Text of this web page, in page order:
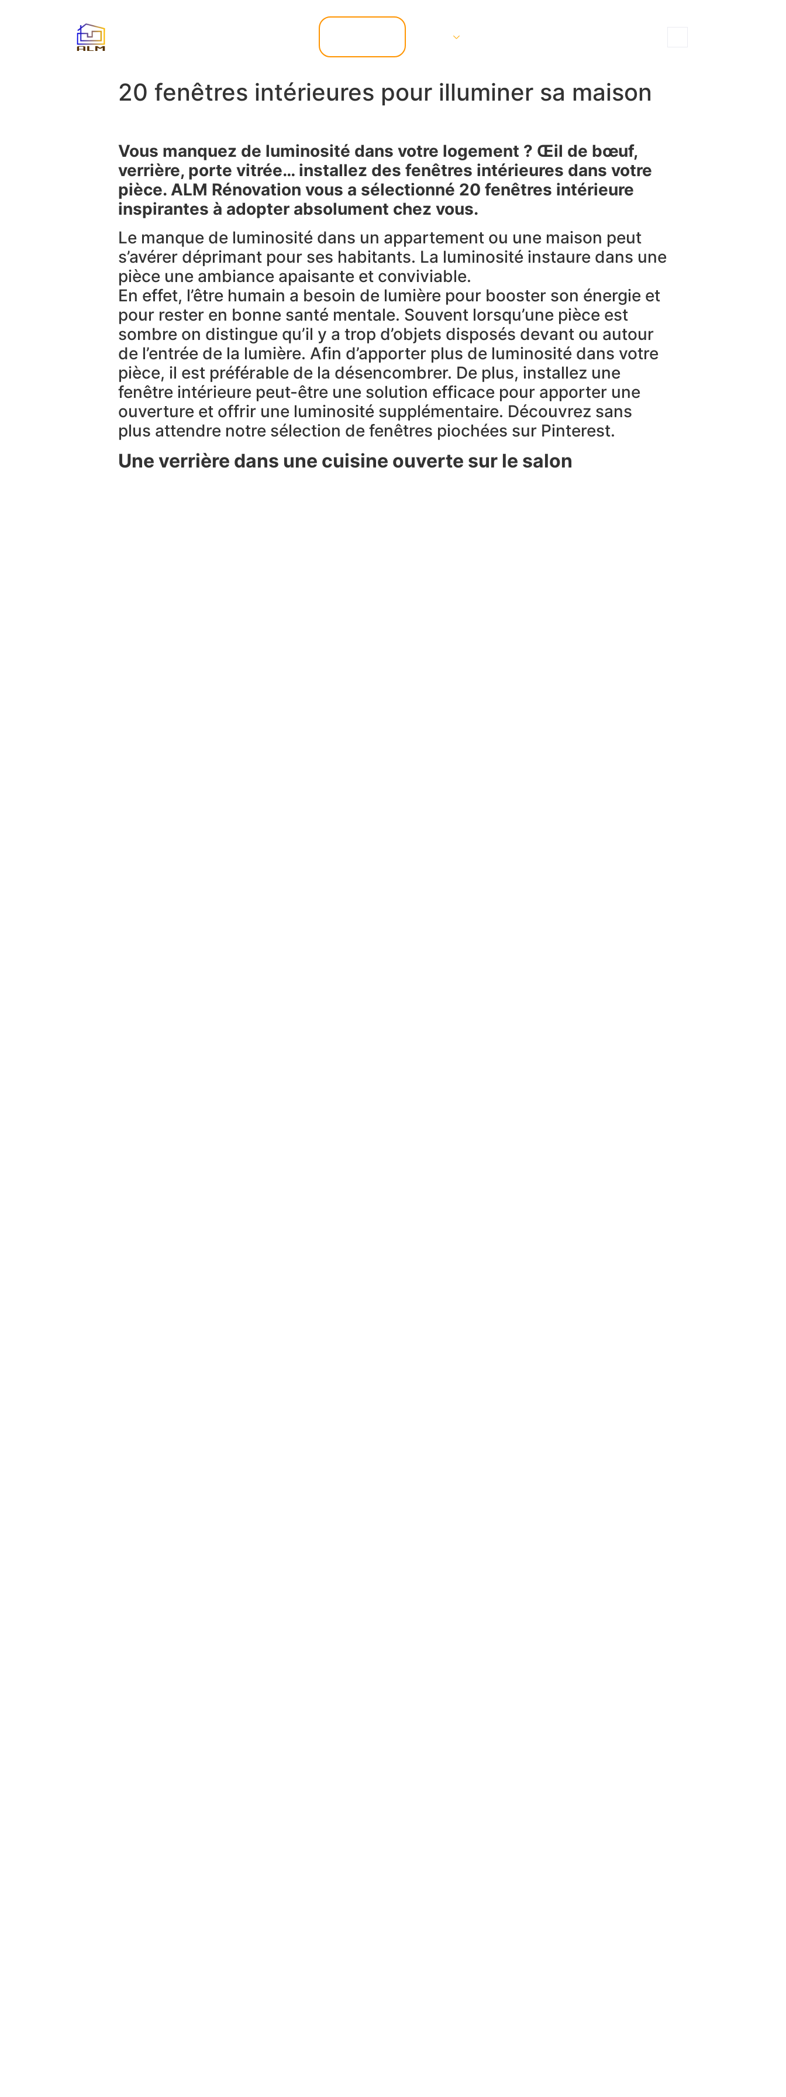
20 fenêtres intérieures pour illuminer sa maison
Vous manquez de luminosité dans votre logement ? Œil de bœuf,
verrière, porte vitrée… installez des fenêtres intérieures dans votre
pièce. ALM Rénovation vous a sélectionné 20 fenêtres intérieure
inspirantes à adopter absolument chez vous.
Le manque de luminosité dans un appartement ou une maison peut
s’avérer déprimant pour ses habitants. La luminosité instaure dans une
pièce une ambiance apaisante et conviviable.
En effet, l’être humain a besoin de lumière pour booster son énergie et
pour rester en bonne santé mentale. Souvent lorsqu’une pièce est
sombre on distingue qu’il y a trop d’objets disposés devant ou autour
de l’entrée de la lumière. Afin d’apporter plus de luminosité dans votre
pièce, il est préférable de la désencombrer. De plus, installez une
fenêtre intérieure peut-être une solution efficace pour apporter une
ouverture et offrir une luminosité supplémentaire. Découvrez sans
plus attendre notre sélection de fenêtres piochées sur Pinterest.
Une verrière dans une cuisine ouverte sur le salon